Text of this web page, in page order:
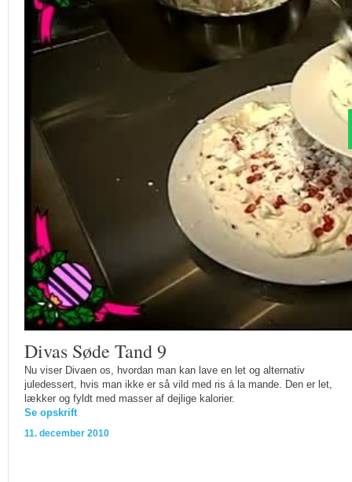
Divas Søde Tand 9
Nu viser Divaen os, hvordan man kan lave en let og alternativ
juledessert, hvis man ikke er så vild med ris á la mande. Den er let,
lækker og fyldt med masser af dejlige kalorier.
Se opskrift
11. december 2010